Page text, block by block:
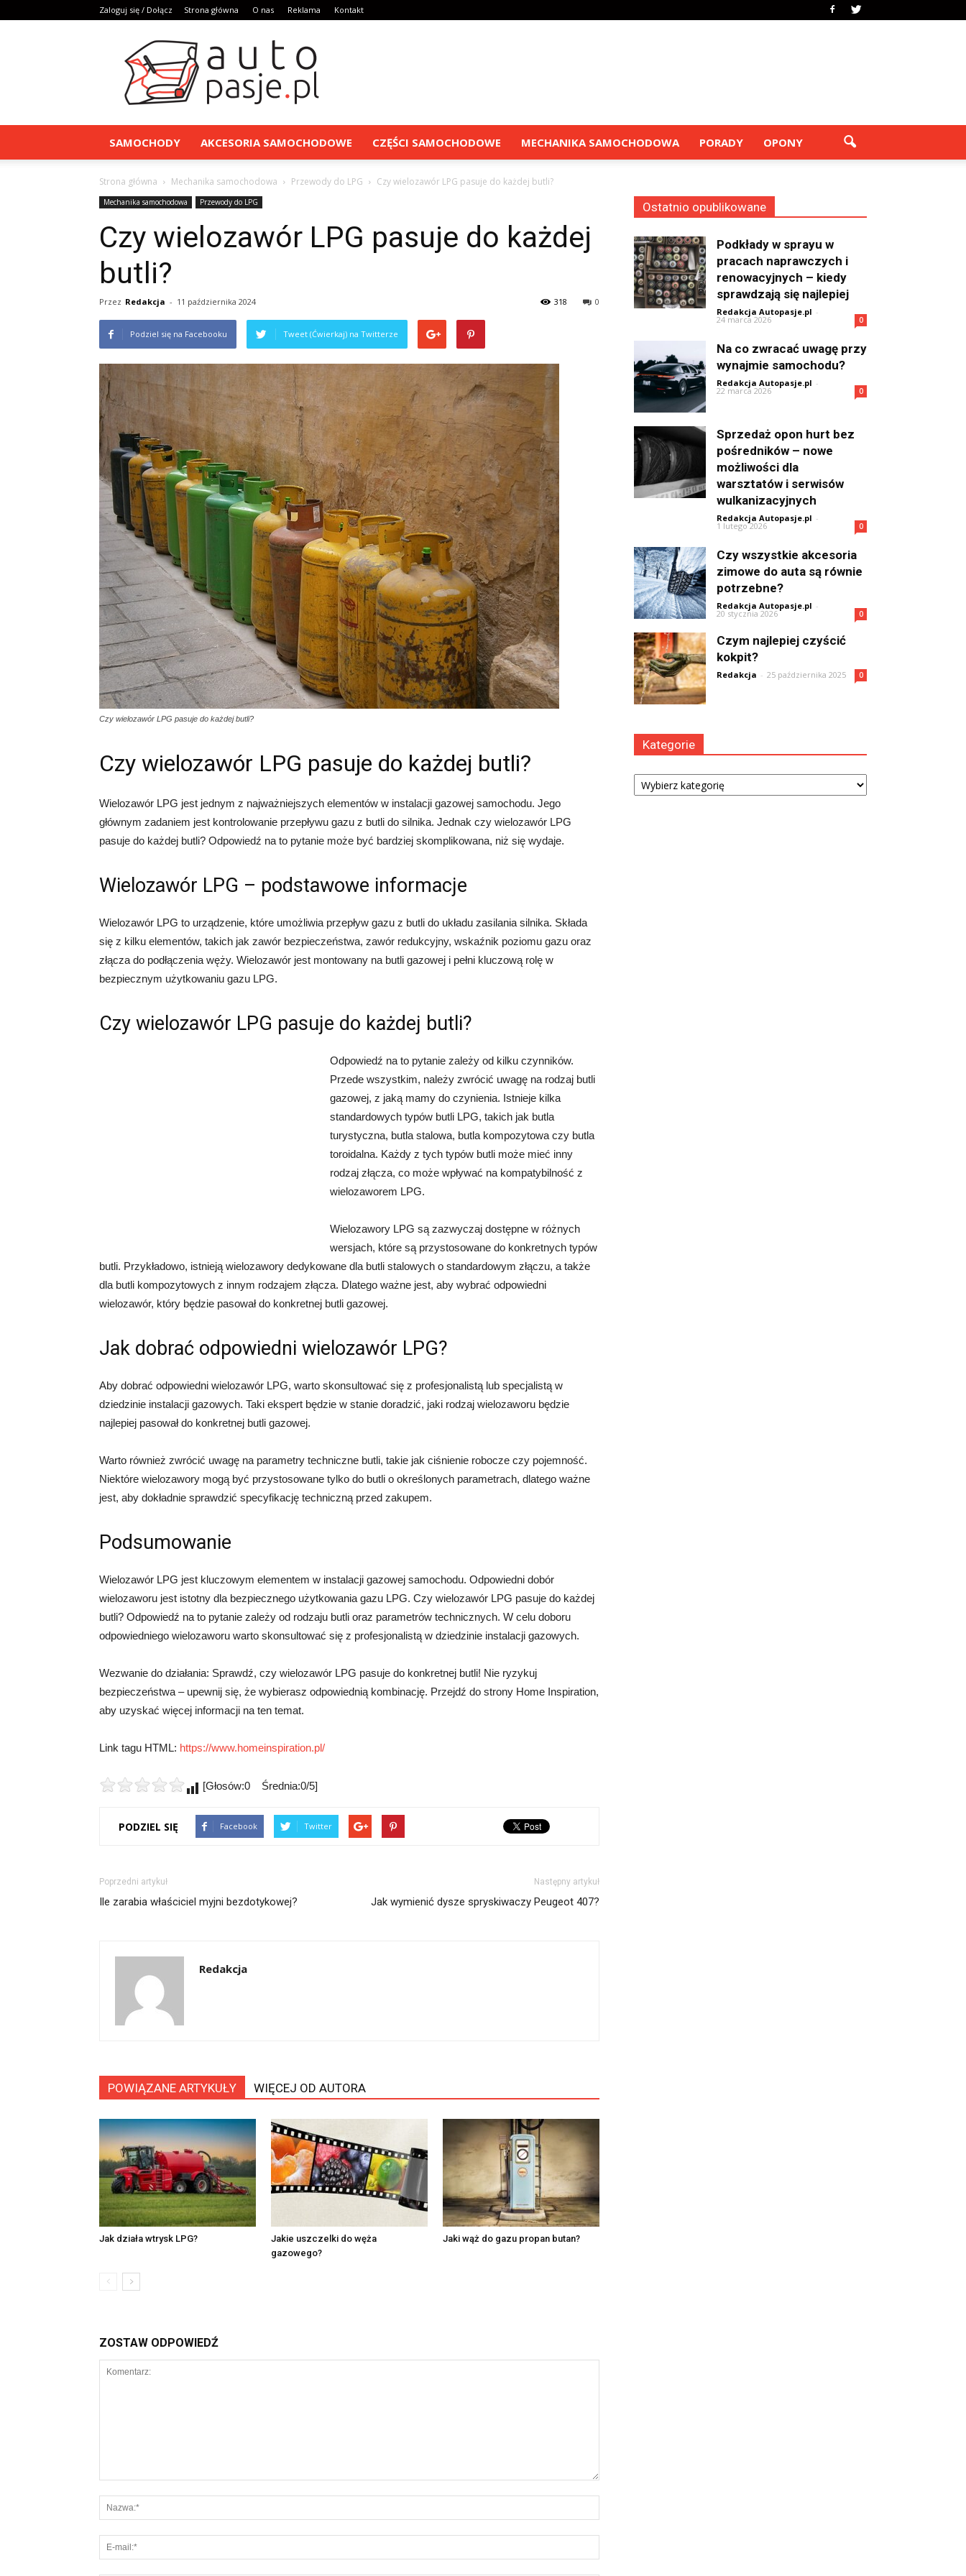
Zaloguj się / Dołącz Strona główna O nas Reklama Kontakt
AutoPasje.pl
SAMOCHODY AKCESORIA SAMOCHODOWE CZĘŚCI SAMOCHODOWE MECHANIKA SAMOCHODOWA PORADY OPONY
Strona główna Mechanika samochodowa Przewody do LPG Czy wielozawór LPG pasuje do każdej butli?
Mechanika samochodowa Przewody do LPG
Czy wielozawór LPG pasuje do każdej
butli?
Przez Redakcja - 11 października 2024 0
318
Podziel się na Facebooku Tweet (Ćwierkaj) na Twitterze
Czy wielozawór LPG pasuje do każdej butli?
Czy wielozawór LPG pasuje do każdej butli?
Wielozawór LPG jest jednym z najważniejszych elementów w instalacji gazowej samochodu. Jego
głównym zadaniem jest kontrolowanie przepływu gazu z butli do silnika. Jednak czy wielozawór LPG
pasuje do każdej butli? Odpowiedź na to pytanie może być bardziej skomplikowana, niż się wydaje.
Wielozawór LPG – podstawowe informacje
Wielozawór LPG to urządzenie, które umożliwia przepływ gazu z butli do układu zasilania silnika. Składa
się z kilku elementów, takich jak zawór bezpieczeństwa, zawór redukcyjny, wskaźnik poziomu gazu oraz
złącza do podłączenia węży. Wielozawór jest montowany na butli gazowej i pełni kluczową rolę w
bezpiecznym użytkowaniu gazu LPG.
Czy wielozawór LPG pasuje do każdej butli?
Odpowiedź na to pytanie zależy od kilku czynników.
Przede wszystkim, należy zwrócić uwagę na rodzaj butli
gazowej, z jaką mamy do czynienia. Istnieje kilka
standardowych typów butli LPG, takich jak butla
turystyczna, butla stalowa, butla kompozytowa czy butla
toroidalna. Każdy z tych typów butli może mieć inny
rodzaj złącza, co może wpływać na kompatybilność z
wielozaworem LPG.
Wielozawory LPG są zazwyczaj dostępne w różnych
wersjach, które są przystosowane do konkretnych typów
butli. Przykładowo, istnieją wielozawory dedykowane dla butli stalowych o standardowym złączu, a także
dla butli kompozytowych z innym rodzajem złącza. Dlatego ważne jest, aby wybrać odpowiedni
wielozawór, który będzie pasował do konkretnej butli gazowej.
Jak dobrać odpowiedni wielozawór LPG?
Aby dobrać odpowiedni wielozawór LPG, warto skonsultować się z profesjonalistą lub specjalistą w
dziedzinie instalacji gazowych. Taki ekspert będzie w stanie doradzić, jaki rodzaj wielozaworu będzie
najlepiej pasował do konkretnej butli gazowej.
Warto również zwrócić uwagę na parametry techniczne butli, takie jak ciśnienie robocze czy pojemność.
Niektóre wielozawory mogą być przystosowane tylko do butli o określonych parametrach, dlatego ważne
jest, aby dokładnie sprawdzić specyfikację techniczną przed zakupem.
Podsumowanie
Wielozawór LPG jest kluczowym elementem w instalacji gazowej samochodu. Odpowiedni dobór
wielozaworu jest istotny dla bezpiecznego użytkowania gazu LPG. Czy wielozawór LPG pasuje do każdej
butli? Odpowiedź na to pytanie zależy od rodzaju butli oraz parametrów technicznych. W celu doboru
odpowiedniego wielozaworu warto skonsultować się z profesjonalistą w dziedzinie instalacji gazowych.
Wezwanie do działania: Sprawdź, czy wielozawór LPG pasuje do konkretnej butli! Nie ryzykuj
bezpieczeństwa – upewnij się, że wybierasz odpowiednią kombinację. Przejdź do strony Home Inspiration,
aby uzyskać więcej informacji na ten temat.
Link tagu HTML: https://www.homeinspiration.pl/
[Głosów:0 Średnia:0/5]
PODZIEL SIĘ Facebook Twitter
Poprzedni artykuł
Ile zarabia właściciel myjni bezdotykowej?
Następny artykuł
Jak wymienić dysze spryskiwaczy Peugeot 407?
Redakcja
POWIĄZANE ARTYKUŁY WIĘCEJ OD AUTORA
Jak działa wtrysk LPG?
Jakie uszczelki do węża
gazowego?
Jaki wąż do gazu propan butan?
ZOSTAW ODPOWIEDŹ
Ostatnio opublikowane
Podkłady w sprayu w
pracach naprawczych i
renowacyjnych – kiedy
sprawdzają się najlepiej
Redakcja Autopasje.pl -
24 marca 2026 0
Na co zwracać uwagę przy
wynajmie samochodu?
Redakcja Autopasje.pl -
22 marca 2026 0
Sprzedaż opon hurt bez
pośredników – nowe
możliwości dla
warsztatów i serwisów
wulkanizacyjnych
Redakcja Autopasje.pl -
1 lutego 2026 0
Czy wszystkie akcesoria
zimowe do auta są równie
potrzebne?
Redakcja Autopasje.pl -
20 stycznia 2026 0
Czym najlepiej czyścić
kokpit?
Redakcja - 25 października 2025 0
Kategorie
Kategorie